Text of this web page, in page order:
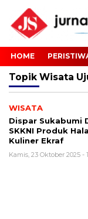
HOME
Topik Wisata
WISATA
Dispar Sukabumi
SKKNI Produk
Kuliner Ekraf
Kamis, 23 Oktober 2025 -